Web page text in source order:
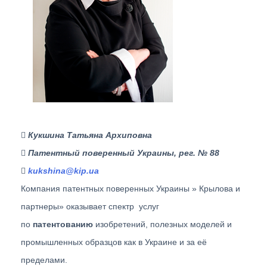
Кукшина Татьяна Архиповна
Патентный поверенный Украины, рег. № 88
kukshina@kip.ua
Компания патентных поверенных Украины » Крылова и
партнеры» оказывает спектр услуг
по патентованию изобретений, полезных моделей и
промышленных образцов как в Украине и за её
пределами.